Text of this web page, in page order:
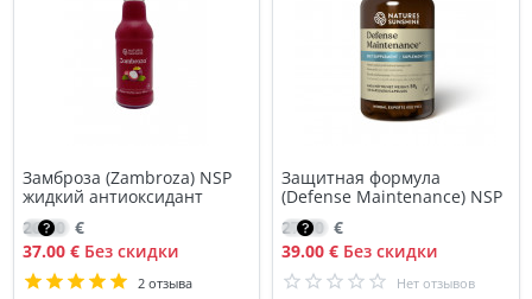
Замброза (Zambroza) NSP
жидкий антиоксидант
26.50 €
37.00 €Без скидки
2 отзыва
Защитная формула
(Defense Maintenance) NSP
27.70 €
39.00 € Без скидки
Нет отзывов